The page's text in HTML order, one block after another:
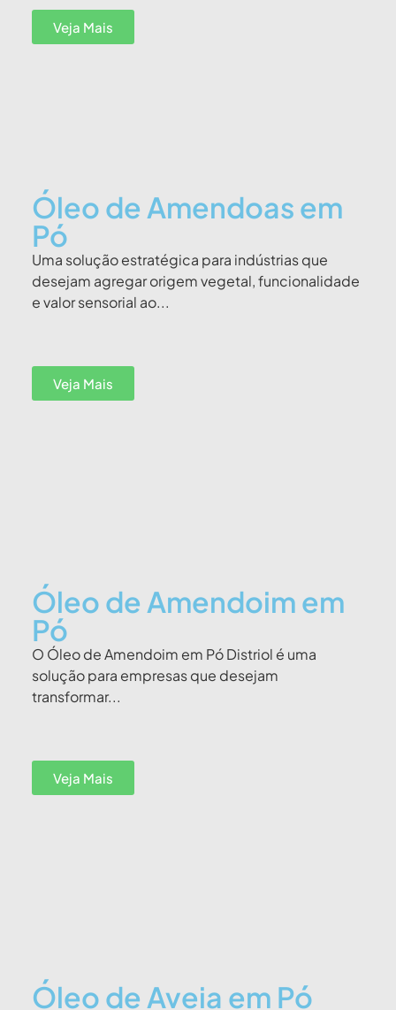
Óleo de Amendoas em
Pó
Uma solução estratégica para indústrias que
desejam agregar origem vegetal, funcionalidade
e valor sensorial ao...
Veja Mais
Óleo de Amendoim em
Pó
O Óleo de Amendoim em Pó Distriol é uma
solução para empresas que desejam
transformar...
Veja Mais
Óleo de Aveia em Pó
Veja Mais